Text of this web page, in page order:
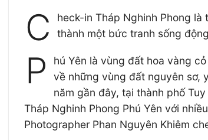
C
heck-in Tháp Nghinh Phong
thành một bức tranh sống
P
hú Yên là vùng đất hoa vàng
về những vùng đất nguyên sơ,
năm gần đây, tại thành phố
Tháp Nghinh Phong Phú Yên với
Photographer Phan Nguyên Khiêm